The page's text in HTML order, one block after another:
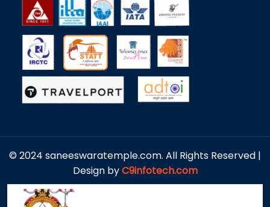
© 2024 saneeswaratemple.com. All Rights Reserved |
Design byC9infotech.com